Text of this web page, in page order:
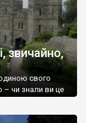
звичайно,
свого
– чи знали ви це